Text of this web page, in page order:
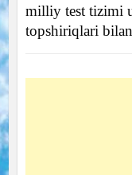
milliy test tizimi
topshiriqlari